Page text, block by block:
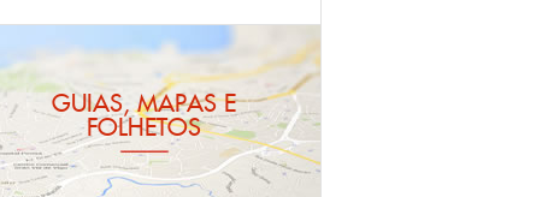
GUIAS, MAPAS E
FOLHETOS